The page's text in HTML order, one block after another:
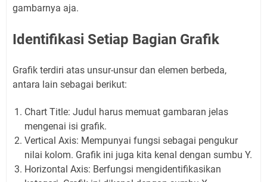
gambarnya aja.
Identifikasi Setiap Bagian Grafik
Grafik terdiri atas unsur-unsur dan elemen berbeda,
antara lain sebagai berikut:
Chart Title: Judul harus memuat gambaran jelas
mengenai isi grafik.
Vertical Axis: Mempunyai fungsi sebagai pengukur
nilai kolom. Grafik ini juga kita kenal dengan sumbu Y.
Horizontal Axis: Berfungsi mengidentifikasikan